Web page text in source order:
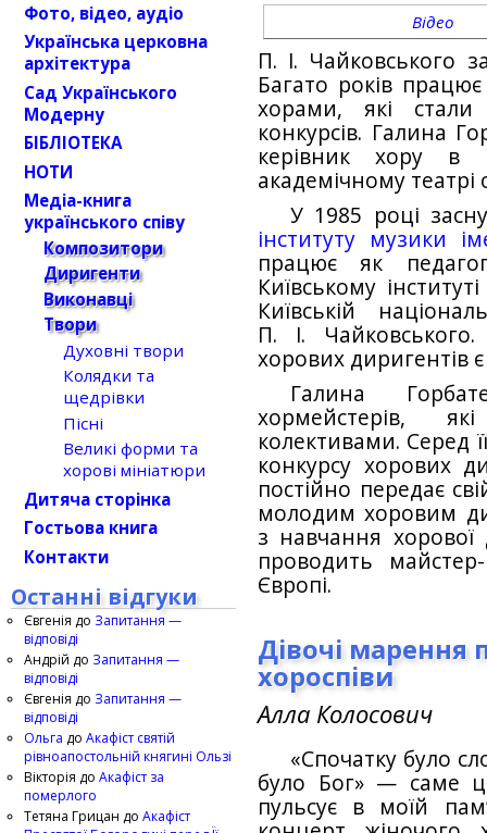
Відео
П. І. Чайковського
Багато років
хорами, які
конкурсів. Галина
керівник хору в
академічному театрі
У 1985 році
інституту музики
працює як
Київському
Київській
П. І.
хорових диригентів
Галина
хормейстерів,
колективами. Серед
конкурсу хорових
постійно передає
молодим хоровим
з навчання хорової
проводить
Європі.
Дівочі марення
хороспіви
Алла Колосович
«Спочатку було
було Бог» — саме
пульсує в моїй
Фото, відео, аудіо
Українська церковна
архітектура
Сад Українського
Модерну
БІБЛІОТЕКА
НОТИ
Медіа-книга
українського співу
Композитори
Диригенти
Виконавці
Твори
Духовні твори
Колядки та
щедрівки
Пісні
Великі форми та
хорові мініатюри
Дитяча сторінка
Гостьова книга
Контакти
Останні відгуки
Євгенія до Запитання —
відповіді
Андрій до Запитання —
відповіді
Євгенія до Запитання —
відповіді
Ольга до Акафіст святій
рівноапостольній княгині Ользі
Вікторія до Акафіст за
померлого
Тетяна Грицан до Акафіст